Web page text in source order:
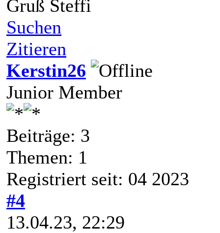
Gruß Steffi
Suchen
Zitieren
Kerstin26
Junior Member
Beiträge: 3
Themen: 1
Registriert seit: 04 2023
#4
13.04.23, 22:29